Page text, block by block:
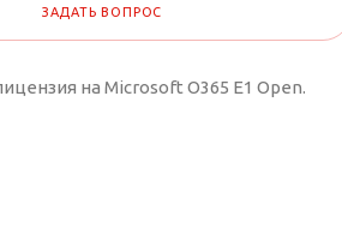
ЗАДАТЬ ВОПРОС
на Microsoft O365 E1 Open.